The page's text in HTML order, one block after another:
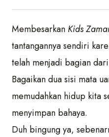
Membesarkan Kids
tantangannya sendiri
telah menjadi bagian
Bagaikan dua sisi mata
memudahkan hidup kita
menyimpan bahaya.
Duh bingung ya,